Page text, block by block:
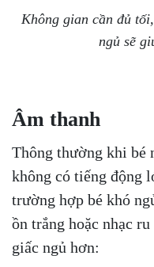
Không gian cần đủ
ngủ sẽ
Âm thanh
Thông thường khi bé
không có tiếng động
trường hợp bé khó
ồn trắng hoặc nhạc
giấc ngủ hơn: